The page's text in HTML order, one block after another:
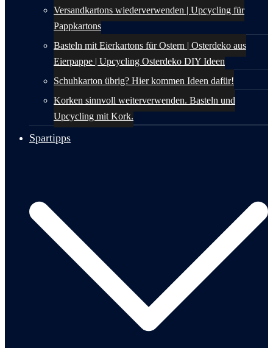
Versandkartons wiederverwenden | Upcycling für
Pappkartons
Basteln mit Eierkartons für Ostern | Osterdeko aus
Eierpappe | Upcycling Osterdeko DIY Ideen
Schuhkarton übrig? Hier kommen Ideen dafür!
Korken sinnvoll weiterverwenden. Basteln und
Upcycling mit Kork.
Spartipps